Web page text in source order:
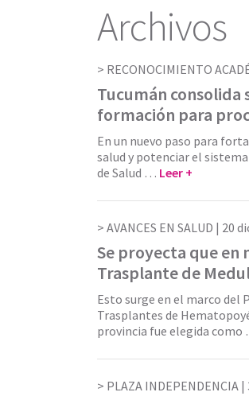
Archivos
RECONOCIMIENTO
Tucumán consolida
formación para
En un nuevo paso para
salud y potenciar el
de Salud … Leer +
AVANCES EN SALUD | 20
Se proyecta que en
Trasplante de
Esto surge en el marco del
Trasplantes de
provincia fue elegida
PLAZA INDEPENDENCIA |